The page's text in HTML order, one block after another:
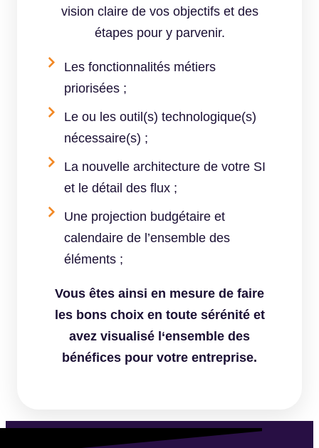
vision claire de vos objectifs et des
étapes pour y parvenir.
Les fonctionnalités métiers
priorisées ;
Le ou les outil(s) technologique(s)
nécessaire(s) ;
La nouvelle architecture de votre SI
et le détail des flux ;
Une projection budgétaire et
calendaire de l’ensemble des
éléments ;
Vous êtes ainsi en mesure de faire
les bons choixen toute sérénité et
avez visualisé l ‘ensemble des
bénéfices pour votre entreprise.